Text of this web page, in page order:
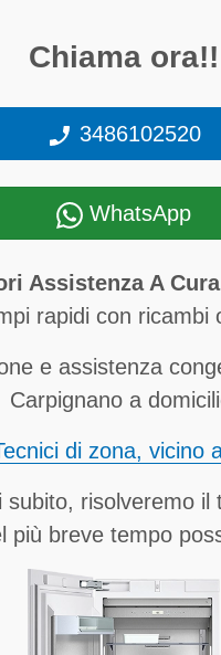
Chiama ora!!
3486102520
WhatsApp
Assistenza A
rapidi con ricambi
e assistenza
Carpignano a
di zona, vicino
subito, risolveremo il
più breve tempo